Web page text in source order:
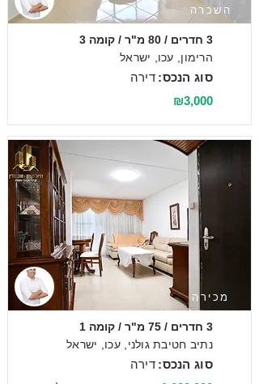
השכרה
3 חדרים / 80 מ"ר / קומה 3
הרימון, עכו, ישראל
דירה סוג הנכס:
₪3,000
מכירה
3 חדרים / 75 מ"ר / קומה 1
נתיב חטיבת גולני, עכו, ישראל
דירה סוג הנכס: